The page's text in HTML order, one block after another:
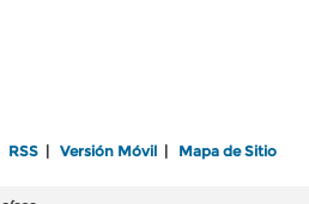
RSS Versión Móvil Mapa de Sitio